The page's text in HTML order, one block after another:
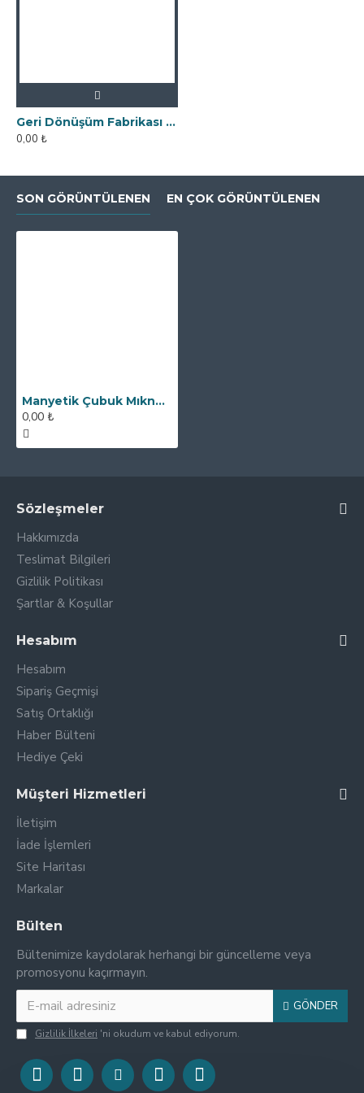
Geri Dönüşüm Fabrikası İçin Kolay Temizlenebilir Neodyum Elek Mıknatıs
0,00 ₺
SON GÖRÜNTÜLENEN EN ÇOK GÖRÜNTÜLENEN
Manyetik Çubuk Mıknatıs Neodyum - 32x200 mm - Bakalit Saplı
0,00 ₺
Sözleşmeler
Hakkımızda
Teslimat Bilgileri
Gizlilik Politikası
Şartlar & Koşullar
Hesabım
Hesabım
Sipariş Geçmişi
Satış Ortaklığı
Haber Bülteni
Hediye Çeki
Müşteri Hizmetleri
İletişim
İade İşlemleri
Site Haritası
Markalar
Bülten
Bültenimize kaydolarak herhangi bir güncelleme veya
promosyonu kaçırmayın.
GÖNDER
Gizlilik İlkeleri 'ni okudum ve kabul ediyorum.